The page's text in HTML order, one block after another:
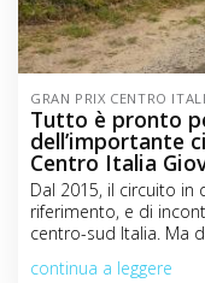
GRAN PRIX CENTRO
Tutto è pronto
dell’importante
Centro Italia
Dal 2015, il circuito
riferimento, e di
centro-sud Italia. Ma
continua a leggere